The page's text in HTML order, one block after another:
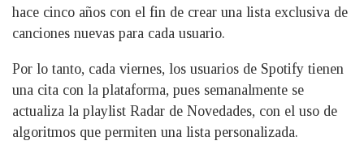
hace cinco años con el fin de crear una lista exclusiva de
canciones nuevas para cada usuario.
Por lo tanto, cada viernes, los usuarios de Spotify tienen
una cita con la plataforma, pues semanalmente se
actualiza la playlist Radar de Novedades, con el uso de
algoritmos que permiten una lista personalizada.